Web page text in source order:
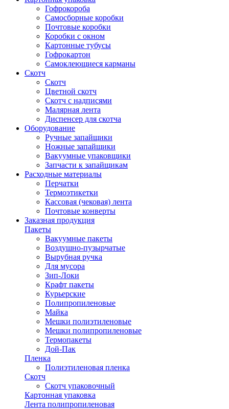
Гофрокороба
Самосборные коробки
Почтовые коробки
Коробки с окном
Картонные тубусы
Гофрокартон
Самоклеющиеся карманы
Скотч
Скотч
Цветной скотч
Скотч с надписями
Малярная лента
Диспенсер для скотча
Оборудование
Ручные запайщики
Ножные запайщики
Вакуумные упаковщики
Запчасти к запайщикам
Расходные материалы
Перчатки
Термоэтикетки
Кассовая (чековая) лента
Почтовые конверты
Заказная продукция
Пакеты
Вакуумные пакеты
Воздушно-пузырчатые
Вырубная ручка
Для мусора
Зип-Локи
Крафт пакеты
Курьерские
Полипропиленовые
Майка
Мешки полиэтиленовые
Мешки полипропиленовые
Термопакеты
Дой-Пак
Пленка
Полиэтиленовая пленка
Скотч
Скотч упаковочный
Картонная упаковка
Лента полипропиленовая